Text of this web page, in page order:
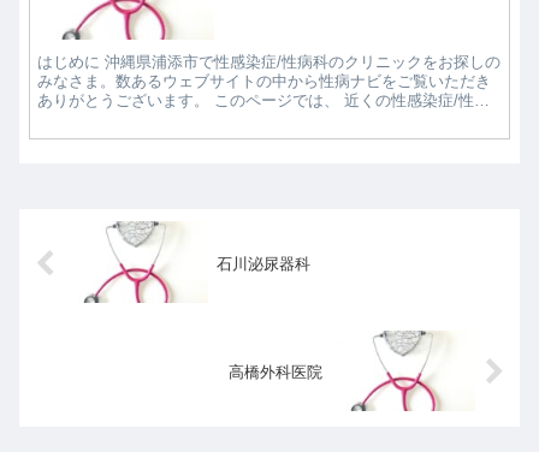
はじめに 沖縄県浦添市で性感染症/性病科のクリニックをお探しの
みなさま。数あるウェブサイトの中から性病ナビをご覧いただき
ありがとうございます。 このページでは、 近くの性感染症/性病
石川泌尿器科
高橋外科医院